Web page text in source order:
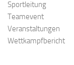
Sportleitung
Teamevent
Veranstaltungen
Wettkampfbericht